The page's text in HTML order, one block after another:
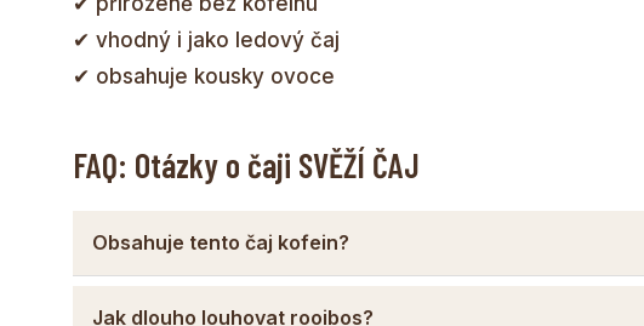
✔ vhodný i jako ledový čaj
✔ obsahuje kousky ovoce
FAQ: Otázky o čaji SVĚŽÍ ČAJ
Obsahuje tento čaj kofein?
Jak dlouho louhovat rooibos?